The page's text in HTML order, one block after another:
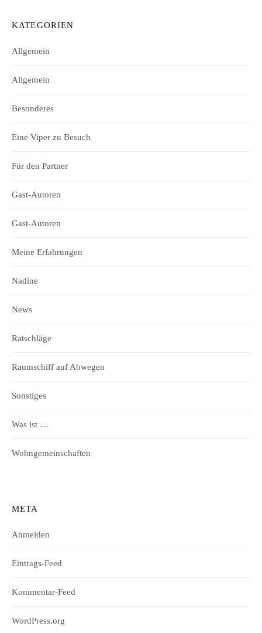
KATEGORIEN
Allgemein
Allgemein
Besonderes
Eine Viper zu Besuch
Für den Partner
Gast-Autoren
Gast-Autoren
Meine Erfahrungen
Nadine
News
Ratschläge
Raumschiff auf Abwegen
Sonstiges
Was ist …
Wohngemeinschaften
META
Anmelden
Eintrags-Feed
Kommentar-Feed
WordPress.org